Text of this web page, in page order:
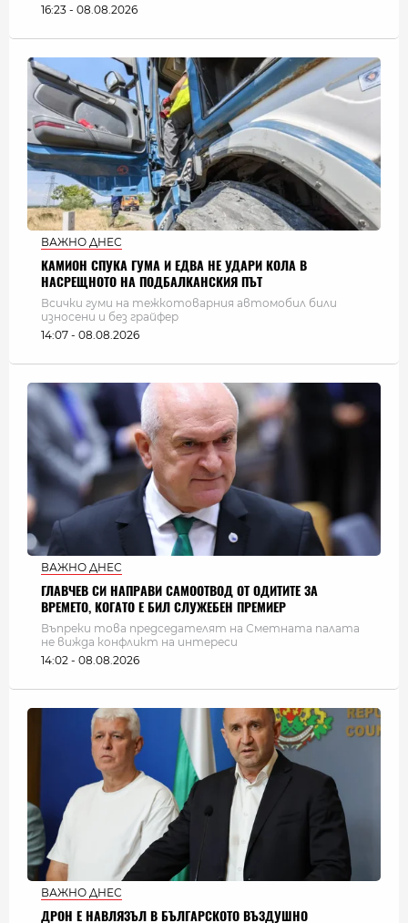
16:23 - 08.08.2026
ВАЖНО ДНЕС
КАМИОН СПУКА ГУМА И ЕДВА НЕ УДАРИ КОЛА В
НАСРЕЩНОТО НА ПОДБАЛКАНСКИЯ ПЪТ
Всички гуми на тежкотоварния автомобил били
износени и без грайфер
14:07 - 08.08.2026
ВАЖНО ДНЕС
ГЛАВЧЕВ СИ НАПРАВИ САМООТВОД ОТ ОДИТИТЕ ЗА
ВРЕМЕТО, КОГАТО Е БИЛ СЛУЖЕБЕН ПРЕМИЕР
Въпреки това председателят на Сметната палата
не вижда конфликт на интереси
14:02 - 08.08.2026
ВАЖНО ДНЕС
ДРОН Е НАВЛЯЗЪЛ В БЪЛГАРСКОТО ВЪЗДУШНО